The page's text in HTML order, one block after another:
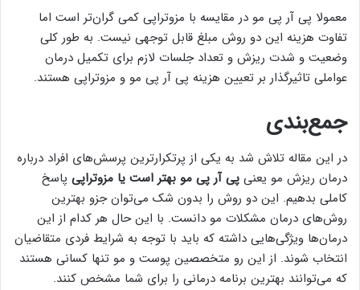
معمولا پی آر پی مو در مقایسه با مزوتراپی کمی گران‌تر است اما
تفاوت هزینه این دو روش مبلغ قابل توجهی نیست. به طور کلی
وضعیت و شدت ریزش و تعداد جلسات لازم برای تکمیل درمان
عواملی تاثیرگذار بر تعیین هزینه پی آر پی مو و مزوتراپی هستند.
جمع‌بندی
در این مقاله تلاش شد به یکی از پرتکرارترین پرسش‌های افراد درباره
درمان ریزش مو یعنی پی آر پی مو بهتر است یا مزوتراپی پاسخ
کاملی بدهیم. این دو روش را بدون شک می‌توان جزو بهترین
روش‌های درمان مشکلات مو دانست. با این حال هر کدام از این
درمان‌ها ویژگی‌هایی داشته که باید با توجه به شرایط فردی متقاضیان
انتخاب شوند. از این رو متخصصین پوست و مو تنها کسانی هستند
که می‌توانند بهترین برنامه درمانی را برای شما مشخص کنند.